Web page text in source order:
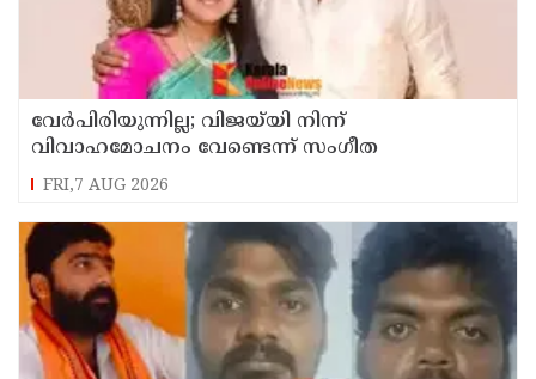
വേർപിരിയുന്നില്ല; വിജയ്‍യി നിന്ന്
വിവാഹമോചനം വേണ്ടെന്ന് സംഗീത
FRI,7 AUG 2026